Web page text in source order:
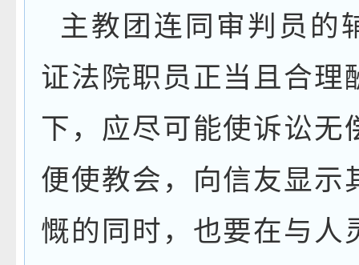
主教团连同审判员的
证法院职员正当且合理
下，应尽可能使诉讼无
便使教会，向信友显示
慨的同时，也要在与人